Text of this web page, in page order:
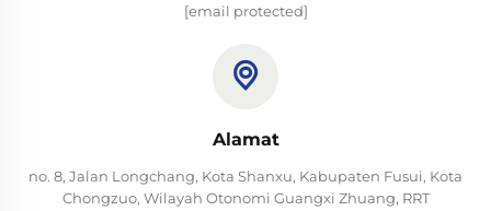
[email protected]
Alamat
no. 8, Jalan Longchang, Kota Shanxu, Kabupaten Fusui, Kota
Chongzuo, Wilayah Otonomi Guangxi Zhuang, RRT